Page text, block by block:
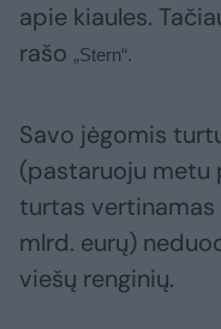
apie kiaules.
rašo „Stern“.
Savo jėgomis
(pastaruoju metu
turtas vertinamas
mlrd. eurų)
viešų renginių.